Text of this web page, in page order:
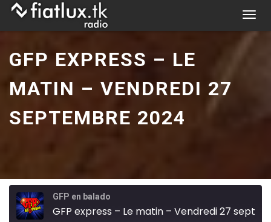
Skip
T
o
a
GFP EXPRESS – LE
MATIN – VENDREDI 27
SEPTEMBRE 2024
GFP en balado